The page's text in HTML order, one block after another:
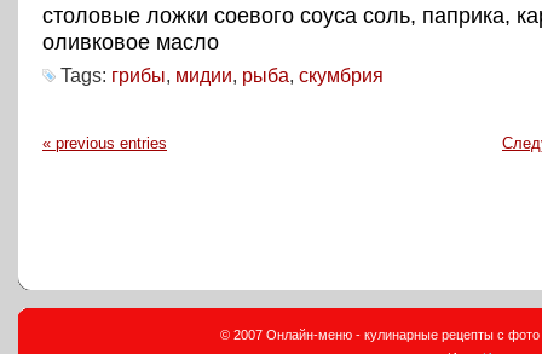
столовые ложки соевого соуса соль, паприка,
оливковое масло
Tags: грибы, мидии, рыба, скумбрия
« previous entries
© 2007 Онлайн-меню - кулинарные рецепты с фото